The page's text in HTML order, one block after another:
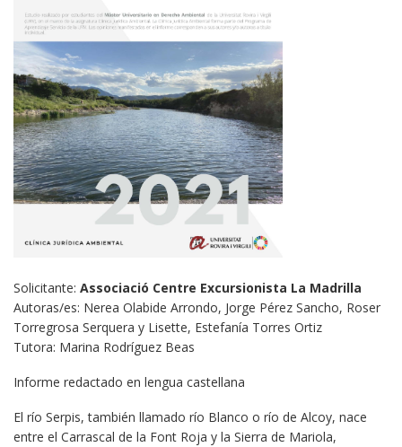
Solicitante: Associació Centre Excursionista La Madrilla
Autoras/es: Nerea Olabide Arrondo, Jorge Pérez Sancho, Roser
Torregrosa Serquera y Lisette, Estefanía Torres Ortiz
Tutora: Marina Rodríguez Beas
Informe redactado en lengua castellana
El río Serpis, también llamado río Blanco o río de Alcoy, nace
entre el Carrascal de la Font Roja y la Sierra de Mariola,